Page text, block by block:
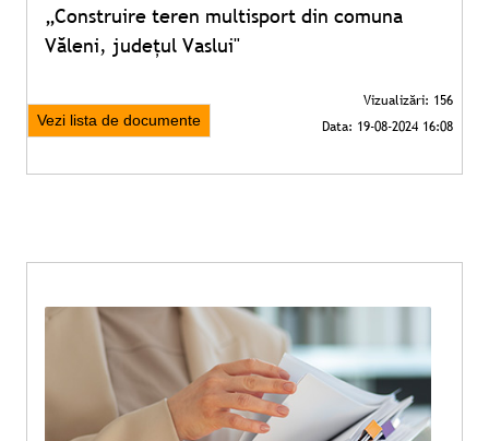
„Construire teren multisport din comuna
Văleni, județul Vaslui"
Vezi lista de documente